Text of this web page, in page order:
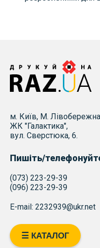
м. Київ, М.
ЖК "Галактика",
вул. Сверстюка, 6.
Пишіть/
(073) 223-29-39
(096) 223-29-39
E-mail: 2232939@ukr.net
☰ КАТАЛОГ